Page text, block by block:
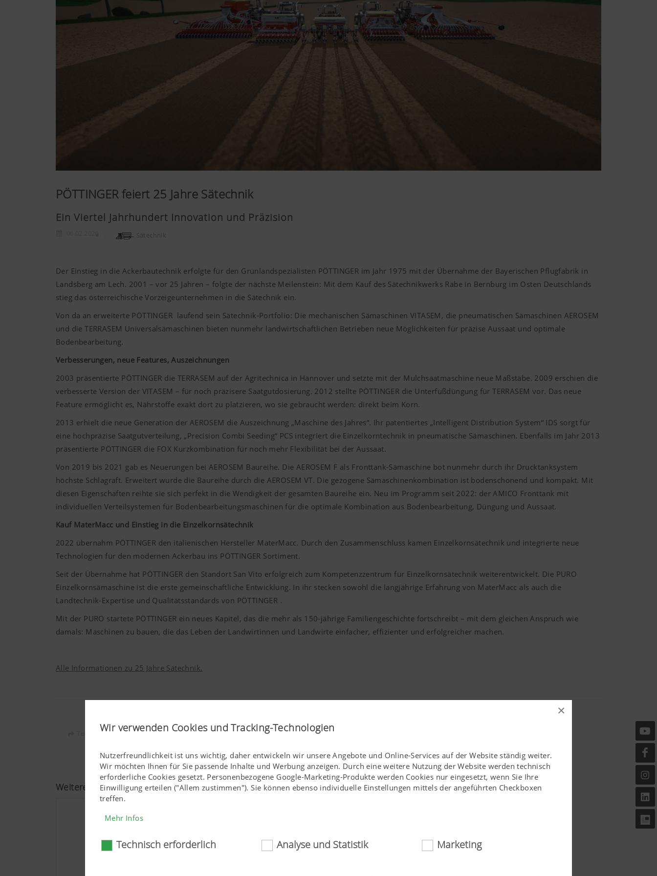
×
Wir verwenden Cookies und Tracking-Technologien
Nutzerfreundlichkeit ist uns wichtig, daher entwickeln wir unsere Angebote und Online-Services auf der Website ständig weiter.
Wir möchten Ihnen für Sie passende Inhalte und Werbung anzeigen. Durch eine weitere Nutzung der Website werden technisch
erforderliche Cookies gesetzt. Personenbezogene Google-Marketing-Produkte werden Cookies nur eingesetzt, wenn Sie Ihre
Einwilligung erteilen ("Allem zustimmen"). Sie können ebenso individuelle Einstellungen mittels der angeführten Checkboxen
treffen.
Mehr Infos
Technisch erforderlich Analyse und Statistik Marketing
PÖTTINGER feiert 25 Jahre Sätechnik
Ein Viertel Jahrhundert Innovation und Präzision
Sätechnik
Der Einstieg in die Ackerbautechnik erfolgte für den Grünlandspezialisten PÖTTINGER im Jahr 1975 mit der Übernahme der Bayerischen Pflugfabrik in
Landsberg am Lech. 2001 – vor 25 Jahren – folgte der nächste Meilenstein: Mit dem Kauf des Sätechnikwerks Rabe in Bernburg im Osten Deutschlands
stieg das österreichische Vorzeigeunternehmen in die Sätechnik ein.
Von da an erweiterte PÖTTINGER laufend sein Sätechnik-Portfolio: Die mechanischen Sämaschinen VITASEM, die pneumatischen Sämaschinen AEROSEM
und die TERRASEM Universalsämaschinen bieten nunmehr landwirtschaftlichen Betrieben neue Möglichkeiten für präzise Aussaat und optimale
Bodenbearbeitung.
Verbesserungen, neue Features, Auszeichnungen
2003 präsentierte PÖTTINGER die TERRASEM auf der Agritechnica in Hannover und setzte mit der Mulchsaatmaschine neue Maßstäbe. 2009 erschien die
verbesserte Version der VITASEM – für noch präzisere Saatgutdosierung. 2012 stellte PÖTTINGER die Unterfußdüngung für TERRASEM vor. Das neue
Feature ermöglicht es, Nährstoffe exakt dort zu platzieren, wo sie gebraucht werden: direkt beim Korn.
2013 erhielt die neue Generation der AEROSEM die Auszeichnung „Maschine des Jahres“. Ihr patentiertes „Intelligent Distribution System“ IDS sorgt für
eine hochpräzise Saatgutverteilung, „Precision Combi Seeding“ PCS integriert die Einzelkorntechnik in pneumatische Sämaschinen. Ebenfalls im Jahr 2013
präsentierte PÖTTINGER die FOX Kurzkombination für noch mehr Flexibilität bei der Aussaat.
Von 2019 bis 2021 gab es Neuerungen bei AEROSEM Baureihe. Die AEROSEM F als Fronttank-Sämaschine bot nunmehr durch ihr Drucktanksystem
höchste Schlagraft. Erweitert wurde die Baureihe durch die AEROSEM VT. Die gezogene Sämaschinenkombination ist bodenschonend und kompakt. Mit
diesen Eigenschaften reihte sie sich perfekt in die Wendigkeit der gesamten Baureihe ein. Neu im Programm seit 2022: der AMICO Fronttank mit
individuellen Verteilsystemen für Bodenbearbeitungsmaschinen für die optimale Kombination aus Bodenbearbeitung, Düngung und Aussaat.
Kauf MaterMacc und Einstieg in die Einzelkornsätechnik
2022 übernahm PÖTTINGER den italienischen Hersteller MaterMacc. Durch den Zusammenschluss kamen Einzelkornsätechnik und integrierte neue
Technologien für den modernen Ackerbau ins PÖTTINGER Sortiment.
Seit der Übernahme hat PÖTTINGER den Standort San Vito erfolgreich zum Kompetenzzentrum für Einzelkornsätechnik weiterentwickelt. Die PURO
Einzelkornsämaschine ist die erste gemeinschaftliche Entwicklung. In ihr stecken sowohl die langjährige Erfahrung von MaterMacc als auch die
Landtechnik-Expertise und Qualitätsstandards von PÖTTINGER .
Mit der PURO startete PÖTTINGER ein neues Kapitel, das die mehr als 150-jährige Familiengeschichte fortschreibt – mit dem gleichen Anspruch wie
damals: Maschinen zu bauen, die das Leben der Landwirtinnen und Landwirte einfacher, effizienter und erfolgreicher machen.
Alle Informationen zu 25 Jahre Sätechnik.
Weitere Informationen